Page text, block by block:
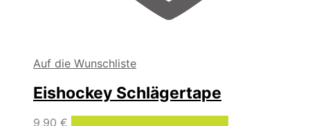
Auf die Wunschliste
Eishockey Schlägertape
9,90 €